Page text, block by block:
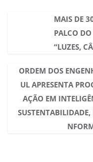
MAIS DE
PALCO
“LUZES,
ORDEM DOS
UL APRESENTA
AÇÃO EM